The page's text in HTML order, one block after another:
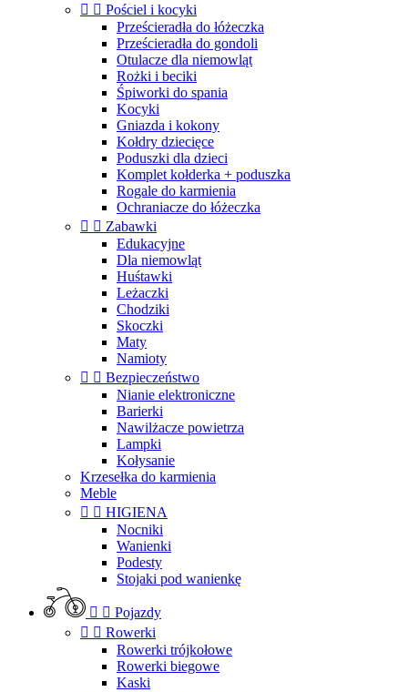
  Pościel i kocyki
Prześcieradła do łóżeczka
Prześcieradła do gondoli
Otulacze dla niemowląt
Rożki i beciki
Śpiworki do spania
Kocyki
Gniazda i kokony
Kołdry dziecięce
Poduszki dla dzieci
Komplet kołderka + poduszka
Rogale do karmienia
Ochraniacze do łóżeczka
  Zabawki
Edukacyjne
Dla niemowląt
Huśtawki
Leżaczki
Chodziki
Skoczki
Maty
Namioty
  Bezpieczeństwo
Nianie elektroniczne
Barierki
Nawilżacze powietrza
Lampki
Kołysanie
Krzesełka do karmienia
Meble
  HIGIENA
Nocniki
Wanienki
Podesty
Stojaki pod wanienkę
  Pojazdy
  Rowerki
Rowerki trójkołowe
Rowerki biegowe
Kaski